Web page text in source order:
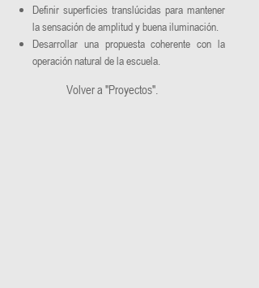
Definir superficies translúcidas para mantener
la sensación de amplitud y buena iluminación.
Desarrollar una propuesta coherente con la
operación natural de la escuela.
Volver a "Proyectos".